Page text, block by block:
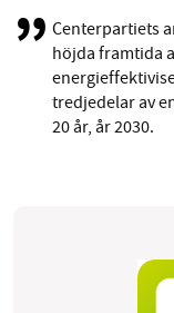
Centerpartiets
höjda framtida
tredjedelar av
20 år, år 2030.